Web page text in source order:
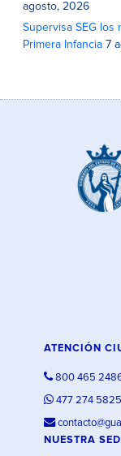
agosto, 2026
Supervisa SEG
Primera Infancia 7
ATENCIÓN
800 465
477 274 5825
NUESTRA